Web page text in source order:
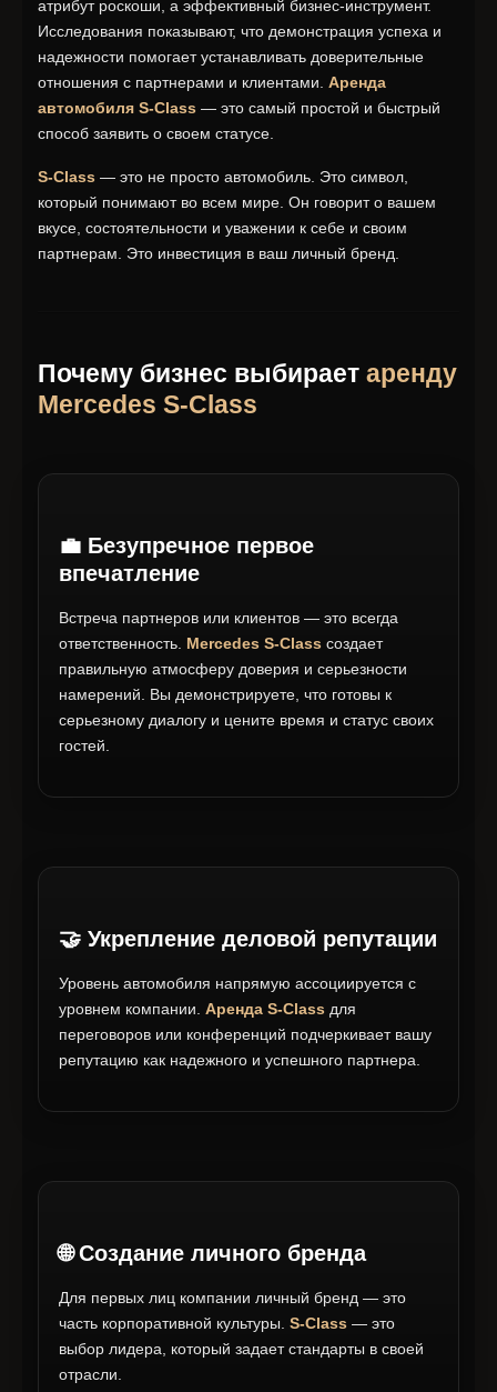
атрибут роскоши, а эффективный бизнес-инструмент.
Исследования показывают, что демонстрация успеха и
надежности помогает устанавливать доверительные
отношения с партнерами и клиентами. Аренда
автомобиля S-Class — это самый простой и быстрый
способ заявить о своем статусе.
S-Class — это не просто автомобиль. Это символ,
который понимают во всем мире. Он говорит о вашем
вкусе, состоятельности и уважении к себе и своим
партнерам. Это инвестиция в ваш личный бренд.
Почему бизнес выбирает аренду
Mercedes S-Class
💼 Безупречное первое
впечатление
Встреча партнеров или клиентов — это всегда
ответственность. Mercedes S-Class создает
правильную атмосферу доверия и серьезности
намерений. Вы демонстрируете, что готовы к
серьезному диалогу и цените время и статус своих
гостей.
🤝 Укрепление деловой репутации
Уровень автомобиля напрямую ассоциируется с
уровнем компании. Аренда S-Class для
переговоров или конференций подчеркивает вашу
репутацию как надежного и успешного партнера.
🌐 Создание личного бренда
Для первых лиц компании личный бренд — это
часть корпоративной культуры. S-Class — это
выбор лидера, который задает стандарты в своей
отрасли.